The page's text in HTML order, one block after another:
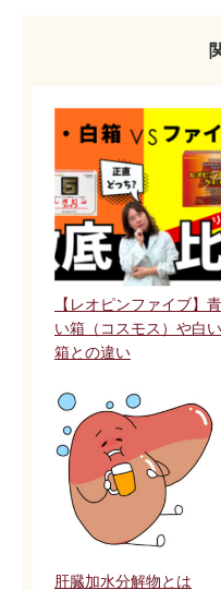
用価値の高いニンニクと
【レオピンファイブ】青
い箱（コスモス）や白い
箱との違い
肝臓加水分解物とは